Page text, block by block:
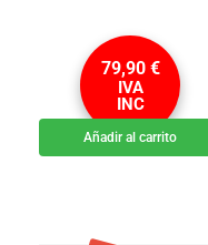
79,90 €
IVA
INC
Añadir al carrito